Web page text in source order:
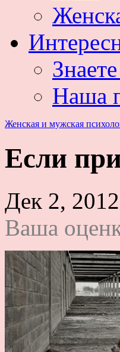
Наша
Женская и мужская
Если
Дек 2, 2012
Ваша